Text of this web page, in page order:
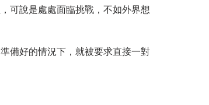
可說是處處面臨挑戰，不如外界想
備好的情況下，就被要求直接一對